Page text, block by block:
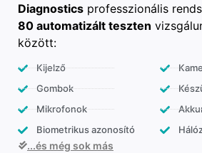
Diagnostics professzionális
80 automatizált teszten
között:
Kijelző
Gombok
Mikrofonok
Biometrikus azonosító
...és még sok más